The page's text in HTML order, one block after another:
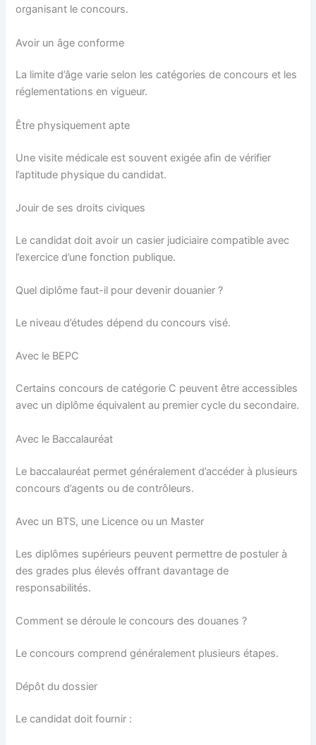
organisant le concours.
Avoir un âge conforme
La limite d’âge varie selon les catégories de concours et les
réglementations en vigueur.
Être physiquement apte
Une visite médicale est souvent exigée afin de vérifier
l’aptitude physique du candidat.
Jouir de ses droits civiques
Le candidat doit avoir un casier judiciaire compatible avec
l’exercice d’une fonction publique.
Quel diplôme faut-il pour devenir douanier ?
Le niveau d’études dépend du concours visé.
Avec le BEPC
Certains concours de catégorie C peuvent être accessibles
avec un diplôme équivalent au premier cycle du secondaire.
Avec le Baccalauréat
Le baccalauréat permet généralement d’accéder à plusieurs
concours d’agents ou de contrôleurs.
Avec un BTS, une Licence ou un Master
Les diplômes supérieurs peuvent permettre de postuler à
des grades plus élevés offrant davantage de
responsabilités.
Comment se déroule le concours des douanes ?
Le concours comprend généralement plusieurs étapes.
Dépôt du dossier
Le candidat doit fournir :